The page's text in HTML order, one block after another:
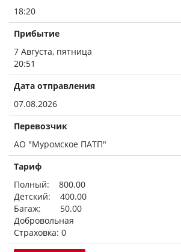
18:20
Прибытие
7 Августа, пятница
20:51
Дата отправления
07.08.2026
Перевозчик
АО "Муромское ПАТП"
Тариф
Полный: 800.00
Детский: 400.00
Багаж: 50.00
Добровольная
Страховка: 0